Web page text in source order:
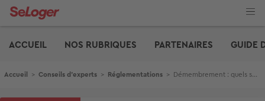
Aller
ACCUEIL
NOS RUBRIQUES PARTENAIRES GUIDE
Fil d'Ariane
Accueil > Conseils d'experts > Réglementations > Démembrement : quels sont les attributs du droit de propriété ?